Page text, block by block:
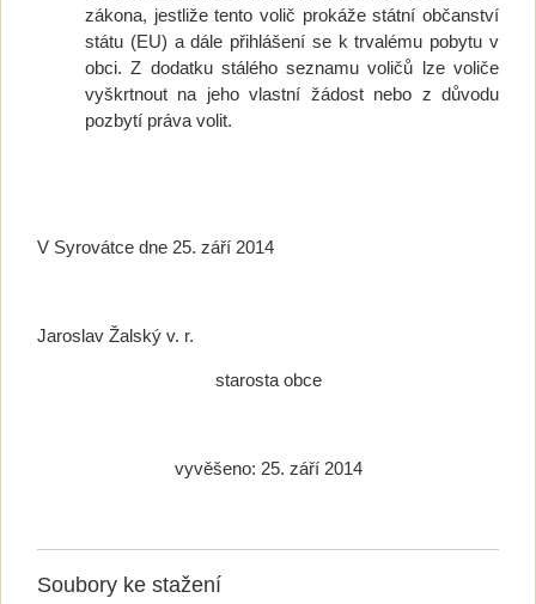
zákona, jestliže tento volič prokáže státní občanství
státu (EU) a dále přihlášení se k trvalému pobytu v
obci. Z dodatku stálého seznamu voličů lze voliče
vyškrtnout na jeho vlastní žádost nebo z důvodu
pozbytí práva volit.
V Syrovátce dne 25. září 2014
Jaroslav Žalský v. r.
starosta obce
vyvěšeno: 25. září 2014
Soubory ke stažení